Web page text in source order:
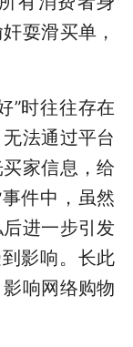
耍滑买单，
”时往往存在
法通过平台
家信息，给
件中，虽然
进一步引发
影响。长此
响网络购物